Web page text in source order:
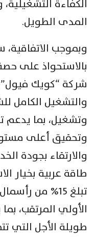
الكفاءة
المدى الطويل.
وبموجب
شركة “كويك
والتشغيل الكامل
وتشغيل، بما يدعم
وتحقيق أعلى
والارتقاء بجودة
طاقة عربية بخيار
تبلغ 15% من
الأولي المرتقب،
طويلة الأجل التي